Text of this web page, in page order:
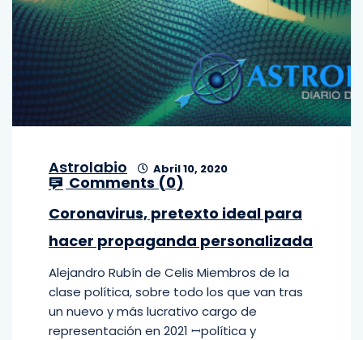
Astrolabio Abril 10, 2020
Comments (0)
Coronavirus, pretexto ideal para
hacer propaganda personalizada
Alejandro Rubín de Celis Miembros de la
clase política, sobre todo los que van tras
un nuevo y más lucrativo cargo de
representación en 2021 ꟷpolítica y